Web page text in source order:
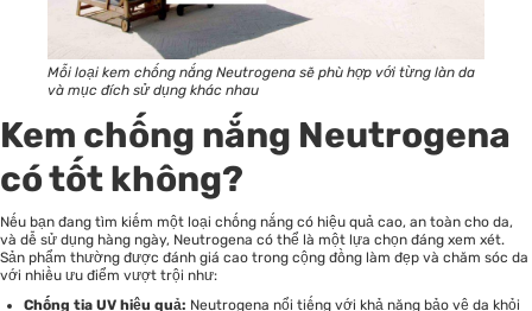
Mỗi loại kem chống nắng Neutrogena sẽ phù hợp với từng làn da
và mục đích sử dụng khác nhau
Kem chống nắng Neutrogena
có tốt không?
Nếu bạn đang tìm kiếm một loại chống nắng có hiệu quả cao, an toàn cho da,
và dễ sử dụng hàng ngày, Neutrogena có thể là một lựa chọn đáng xem xét.
Sản phẩm thường được đánh giá cao trong cộng đồng làm đẹp và chăm sóc da
với nhiều ưu điểm vượt trội như:
Chống tia UV hiệu quả: Neutrogena nổi tiếng với khả năng bảo vệ da khỏi